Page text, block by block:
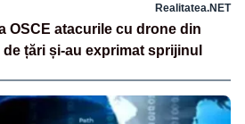
Realitatea.NET
OSCE atacurile cu drone din
țări și-au exprimat sprijinul